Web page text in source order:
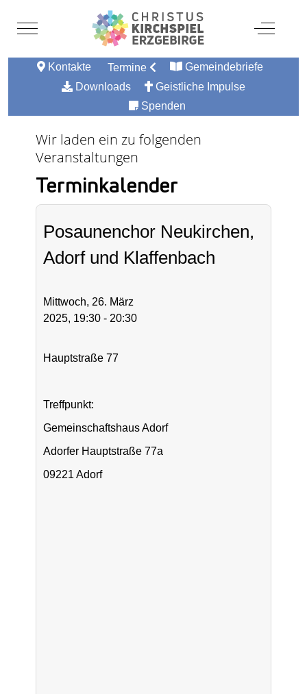
Mobile Menu Toggle Off-
Kontakte Termine
Gemeindebriefe
Downloads
Geistliche Impulse
Spenden
Wir laden ein zu folgenden
Veranstaltungen
Terminkalender
Posaunenchor Neukirchen,
Adorf und Klaffenbach
Mittwoch, 26. März
2025, 19:30 - 20:30
Hauptstraße 77
Treffpunkt:
Gemeinschaftshaus Adorf
Adorfer Hauptstraße 77a
09221 Adorf